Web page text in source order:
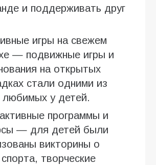
и поддерживать друг
игры на свежем
— подвижные игры и
на открытых
стали одними из
любимых у детей.
программы и
— для детей были
викторины о
творческие